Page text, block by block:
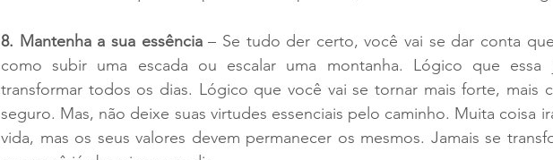
8. Mantenha a sua essência – Se tudo der certo, você vai se dar conta
como subir uma escada ou escalar uma montanha. Lógico que essa
transformar todos os dias. Lógico que você vai se tornar mais forte, mais
seguro. Mas, não deixe suas virtudes essenciais pelo caminho. Muita coisa
vida, mas os seus valores devem permanecer os mesmos. Jamais se